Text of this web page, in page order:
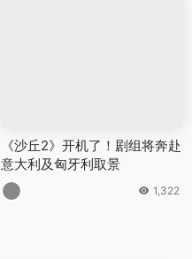
《沙丘2》开机了！剧组将奔赴
意大利及匈牙利取景
1,322